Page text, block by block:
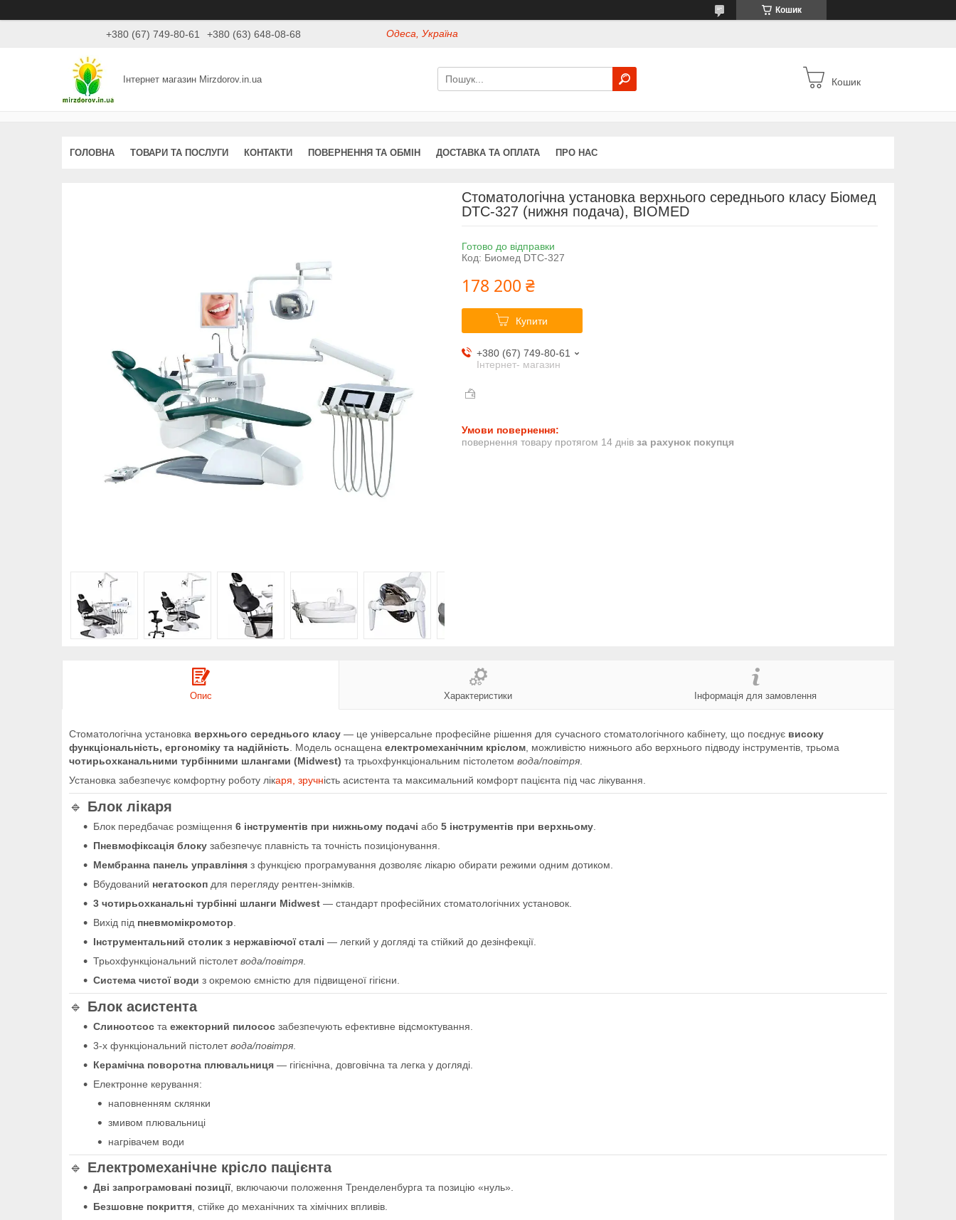
Кошик
+380 (67) 749-80-61 +380 (63) 648-08-68 Одеса, Україна
Інтернет магазин Mirzdorov.in.ua Кошик
ГОЛОВНА ТОВАРИ ТА ПОСЛУГИ КОНТАКТИ ПОВЕРНЕННЯ ТА ОБМІН ДОСТАВКА ТА ОПЛАТА ПРО НАС
Стоматологічна установка верхнього середнього класу Біомед
DTC-327 (нижня подача), BIOMED
Готово до відправки
Код: Биомед DTC-327
178 200 ₴
Купити
+380 (67) 749-80-61
Інтернет- магазин
повернення товару протягом 14 днів за рахунок покупця
Опис Характеристики Інформація для замовлення
Стоматологічна установка верхнього середнього класу — це універсальне професійне рішення для сучасного стоматологічного кабінету, що поєднує високу
функціональність, ергономіку та надійність . Модель оснащена електромеханічним кріслом , можливістю нижнього або верхнього підводу інструментів, трьома
чотирьохканальними турбінними шлангами (Midwest) та трьохфункціональним пістолетом вода/повітря
Установка забезпечує комфортну роботу лікаря, зручність асистента та максимальний комфорт пацієнта під час лікування.
🔹 Блок лікаря
Блок передбачає розміщення 6 інструментів при нижньому подачі або 5 інструментів при верхньому
Пневмофіксація блоку забезпечує плавність та точність позиціонування.
Мембранна панель управління з функцією програмування дозволяє лікарю обирати режими одним дотиком.
Вбудований негатоскоп для перегляду рентген-знімків.
3 чотирьохканальні турбінні шланги Midwest — стандарт професійних стоматологічних установок.
Вихід під пневмомікромотор
Інструментальний столик з нержавіючої сталі — легкий у догляді та стійкий до дезінфекції.
Трьохфункціональний пістолетвода/повітря
Система чистої води з окремою ємністю для підвищеної гігієни.
🔹 Блок асистента
Слиноотсос та ежекторний пилосос забезпечують ефективне відсмоктування.
3-х функціональний пістолетвода/повітря
Керамічна поворотна плювальниця — гігієнічна, довговічна та легка у догляді.
Електронне керування:
наповненням склянки
змивом плювальниці
нагрівачем води
🔹 Електромеханічне крісло пацієнта
Дві запрограмовані позиції, включаючи положення Тренделенбурга та позицію «нуль».
Безшовне покриття, стійке до механічних та хімічних впливів.